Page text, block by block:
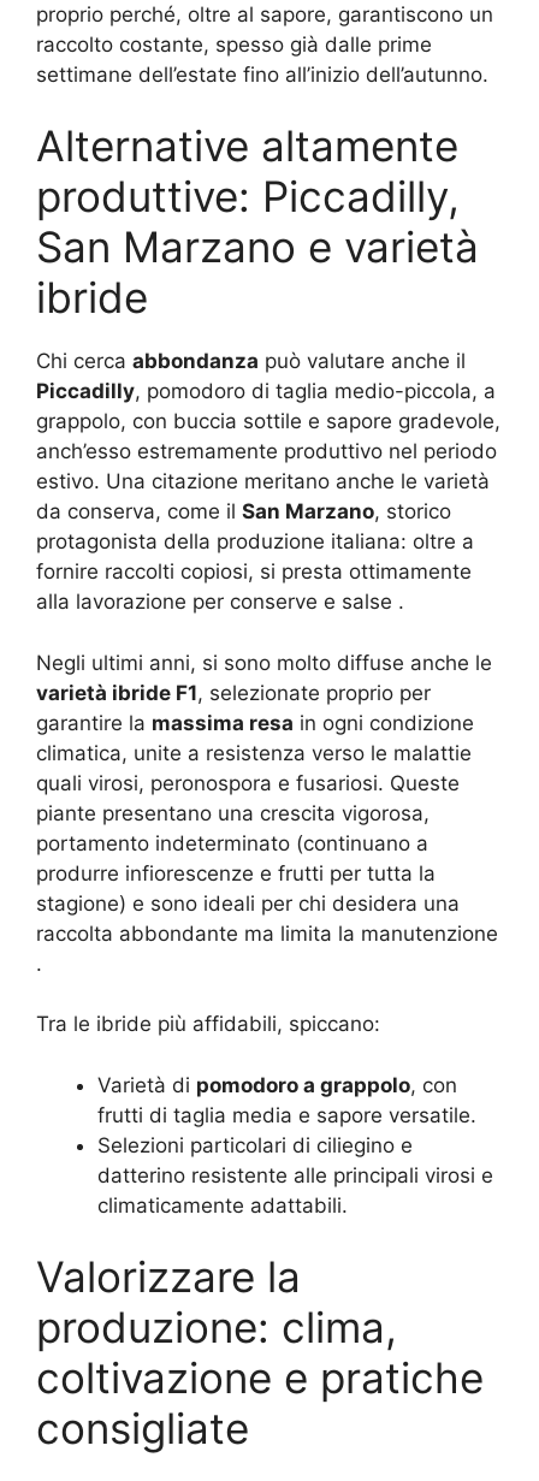
proprio perché, oltre al sapore, garantiscono un
raccolto costante, spesso già dalle prime
settimane dell’estate fino all’inizio dell’autunno.
Alternative altamente
produttive: Piccadilly,
San Marzano e varietà
ibride
Chi cerca abbondanza può valutare anche il
Piccadilly, pomodoro di taglia medio-piccola, a
grappolo, con buccia sottile e sapore gradevole,
anch’esso estremamente produttivo nel periodo
estivo. Una citazione meritano anche le varietà
da conserva, come il San Marzano, storico
protagonista della produzione italiana: oltre a
fornire raccolti copiosi, si presta ottimamente
alla lavorazione per conserve e salse .
Negli ultimi anni, si sono molto diffuse anche le
varietà ibride F1, selezionate proprio per
garantire la massima resa in ogni condizione
climatica, unite a resistenza verso le malattie
quali virosi, peronospora e fusariosi. Queste
piante presentano una crescita vigorosa,
portamento indeterminato (continuano a
produrre infiorescenze e frutti per tutta la
stagione) e sono ideali per chi desidera una
raccolta abbondante ma limita la manutenzione
.
Tra le ibride più affidabili, spiccano:
Varietà di pomodoro a grappolo, con
frutti di taglia media e sapore versatile.
Selezioni particolari di ciliegino e
datterino resistente alle principali virosi e
climaticamente adattabili.
Valorizzare la
produzione: clima,
coltivazione e pratiche
consigliate